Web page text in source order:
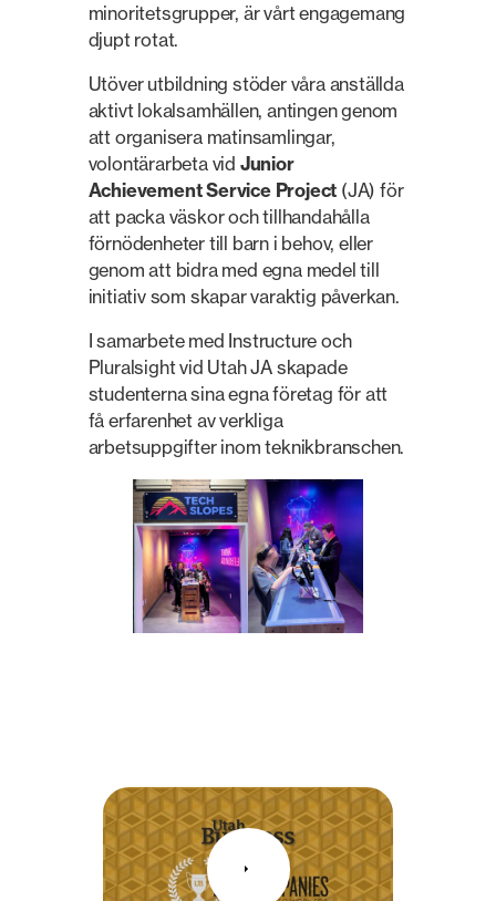
minoritetsgrupper, är vårt engagemang
djupt rotat.
Utöver utbildning stöder våra anställda
aktivt lokalsamhällen, antingen genom
att organisera matinsamlingar,
volontärarbeta vid Junior
Achievement Service Project (JA) för
att packa väskor och tillhandahålla
förnödenheter till barn i behov, eller
genom att bidra med egna medel till
initiativ som skapar varaktig påverkan.
I samarbete med Instructure och
Pluralsight vid Utah JA skapade
studenterna sina egna företag för att
få erfarenhet av verkliga
arbetsuppgifter inom teknikbranschen.